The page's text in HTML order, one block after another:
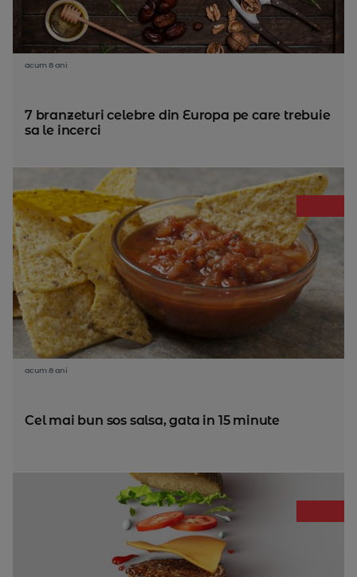
acum 8 ani
7 branzeturi celebre din Europa pe care trebuie
sa le incerci
acum 8 ani
Cel mai bun sos salsa, gata in 15 minute